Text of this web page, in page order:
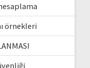
örnekleri